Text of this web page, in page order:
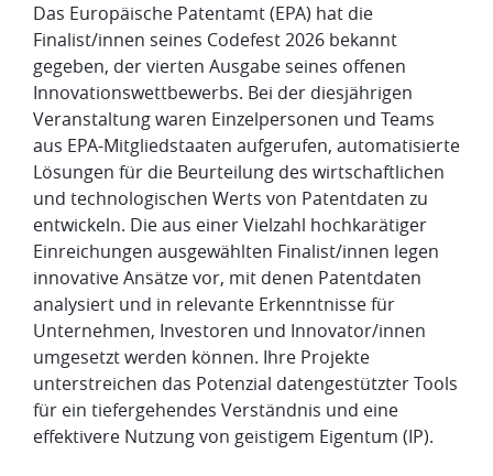
Das Europäische Patentamt (EPA) hat die
Finalist/innen seines Codefest 2026 bekannt
gegeben, der vierten Ausgabe seines offenen
Innovationswettbewerbs. Bei der diesjährigen
Veranstaltung waren Einzelpersonen und Teams
aus EPA-Mitgliedstaaten aufgerufen, automatisierte
Lösungen für die Beurteilung des wirtschaftlichen
und technologischen Werts von Patentdaten zu
entwickeln. Die aus einer Vielzahl hochkarätiger
Einreichungen ausgewählten Finalist/innen legen
innovative Ansätze vor, mit denen Patentdaten
analysiert und in relevante Erkenntnisse für
Unternehmen, Investoren und Innovator/innen
umgesetzt werden können. Ihre Projekte
unterstreichen das Potenzial datengestützter Tools
für ein tiefergehendes Verständnis und eine
effektivere Nutzung von geistigem Eigentum (IP).